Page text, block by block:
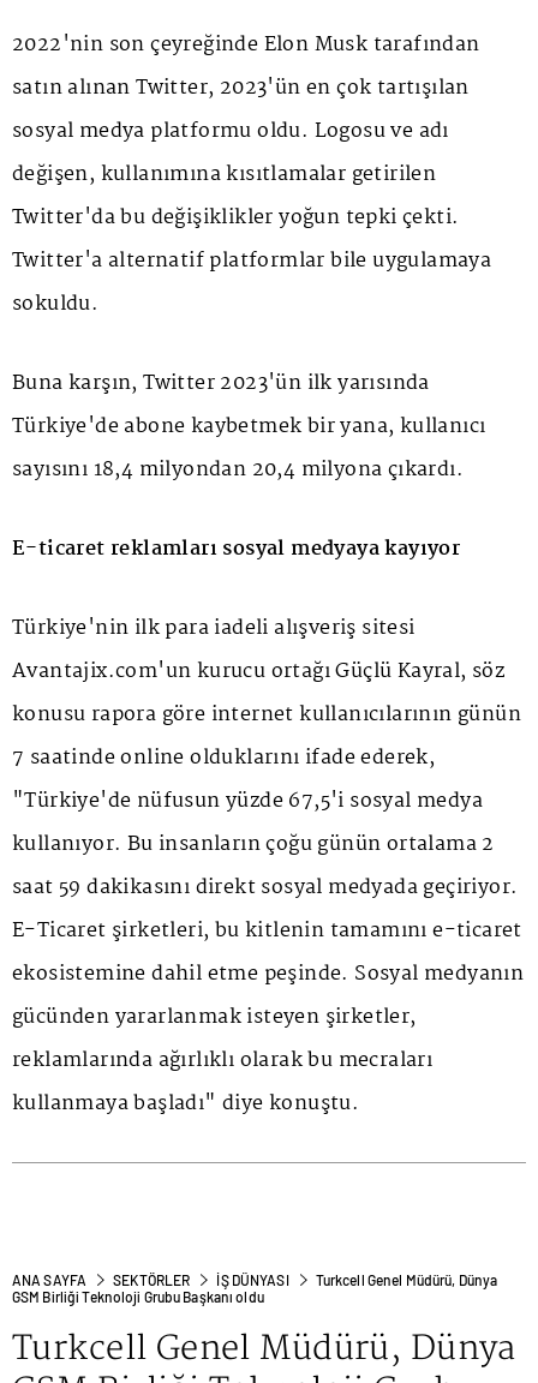
2022'nin son çeyreğinde Elon Musk tarafından
satın alınan Twitter, 2023'ün en çok tartışılan
sosyal medya platformu oldu. Logosu ve adı
değişen, kullanımına kısıtlamalar getirilen
Twitter'da bu değişiklikler yoğun tepki çekti.
Twitter'a alternatif platformlar bile uygulamaya
sokuldu.
Buna karşın, Twitter 2023'ün ilk yarısında
Türkiye'de abone kaybetmek bir yana, kullanıcı
sayısını 18,4 milyondan 20,4 milyona çıkardı.
E-ticaret reklamları sosyal medyaya kayıyor
Türkiye'nin ilk para iadeli alışveriş sitesi
Avantajix.com'un kurucu ortağı Güçlü Kayral, söz
konusu rapora göre internet kullanıcılarının günün
7 saatinde online olduklarını ifade ederek,
"Türkiye'de nüfusun yüzde 67,5'i sosyal medya
kullanıyor. Bu insanların çoğu günün ortalama 2
saat 59 dakikasını direkt sosyal medyada geçiriyor.
E-Ticaret şirketleri, bu kitlenin tamamını e-ticaret
ekosistemine dahil etme peşinde. Sosyal medyanın
gücünden yararlanmak isteyen şirketler,
reklamlarında ağırlıklı olarak bu mecraları
kullanmaya başladı" diye konuştu.
ANA SAYFA SEKTÖRLER İŞ DÜNYASI
Turkcell Genel Müdürü, Dünya
GSM Birliği Teknoloji Grubu Başkanı oldu
Turkcell Genel Müdürü, Dünya